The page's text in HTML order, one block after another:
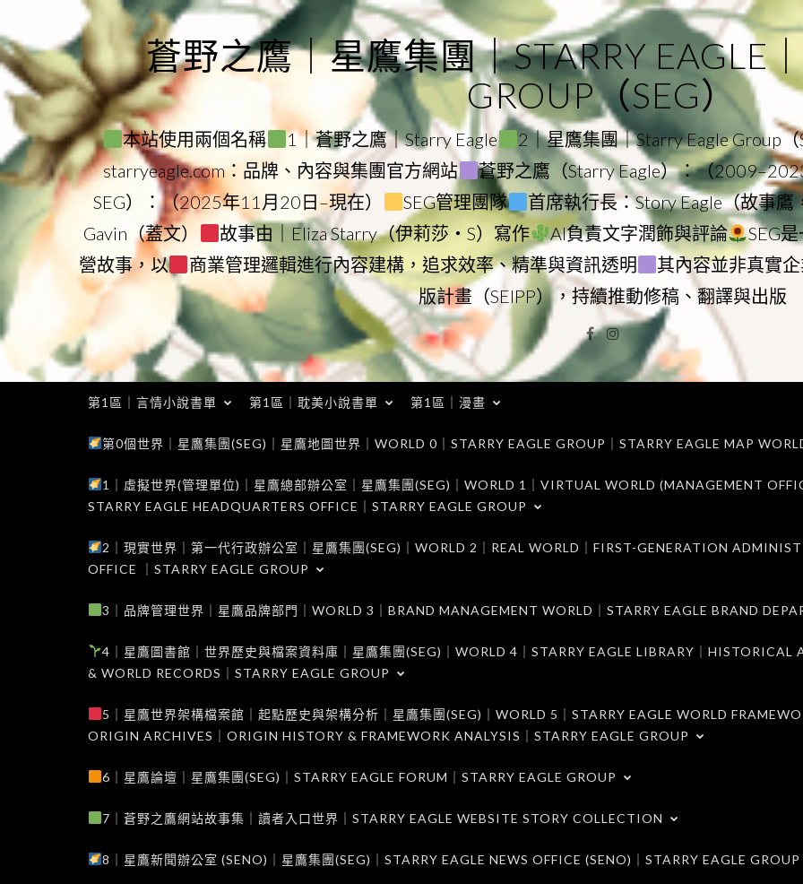
to
content
蒼野之鷹｜星鷹集團｜STARRY EAGLE
GROUP（SEG）
本站使用兩個名稱 1｜蒼野之鷹｜Starry Eagle 2｜星鷹集團｜Starry Eagle Group（
starryeagle.com：品牌、內容與集團官方網站
蒼野之鷹（Starry Eagle）：（
SEG）：（2025年11月20日–現在）
SEG管理團隊 首席執行長：Story Eagle（故事鷹
Gavin（蓋文）
故事由｜Eliza Starry（伊莉莎・S）寫作 AI負責文字潤飾與評論
SEG
營故事，以
商業管理邏輯進行內容建構，追求效率、精準與資訊透明 其內容並非真實
版計畫（SEIPP），持續推動修稿、翻譯與出版
Facebook
Instagram
第1區｜言情小說書單 第1區｜耽美小說書單 第1區｜漫畫
第0個世界｜星鷹集團(SEG)｜星鷹地圖世界｜WORLD 0｜STARRY EAGLE GROUP｜STARRY EAGLE MAP
1｜虛擬世界(管理單位)｜星鷹總部辦公室｜星鷹集團(SEG)｜WORLD 1｜VIRTUAL WORLD (MANAGEMENT
STARRY EAGLE HEADQUARTERS OFFICE｜STARRY EAGLE GROUP
2｜現實世界｜第一代行政辦公室｜星鷹集團(SEG)｜WORLD 2｜REAL WORLD｜FIRST-GENERATION
OFFICE ｜STARRY EAGLE GROUP
3｜品牌管理世界｜星鷹品牌部門｜WORLD 3｜BRAND MANAGEMENT WORLD｜STARRY EAGLE BRAND
4｜星鷹圖書館｜世界歷史與檔案資料庫｜星鷹集團(SEG)｜WORLD 4｜STARRY EAGLE LIBRARY｜HISTORICAL
& WORLD RECORDS｜STARRY EAGLE GROUP
5｜星鷹世界架構檔案館｜起點歷史與架構分析｜星鷹集團(SEG)｜WORLD 5｜STARRY EAGLE WORLD
ORIGIN ARCHIVES｜ORIGIN HISTORY & FRAMEWORK ANALYSIS｜STARRY EAGLE GROUP
6｜星鷹論壇｜星鷹集團(SEG)｜STARRY EAGLE FORUM｜STARRY EAGLE GROUP
7｜蒼野之鷹網站故事集｜讀者入口世界｜STARRY EAGLE WEBSITE STORY COLLECTION
8｜星鷹新聞辦公室 (SENO)｜星鷹集團(SEG)｜STARRY EAGLE NEWS OFFICE (SENO)｜STARRY EAGLE GROUP